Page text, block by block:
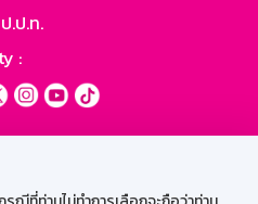
.ป.ท.
: